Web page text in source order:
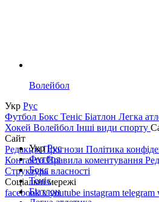
Волейбол
Укр Рус
Футбол Бокс Теніс Біатлон Легка
Хокей Волейбол Інші види спорту
Сайт
РедакціяПрогнози Політика
КонтактиПравила коментування
Структура власності
Соціальні мережі
facebookxyoutube instagram telegram
УкрРус
Футбол
Бокс
Теніс
Біатлон